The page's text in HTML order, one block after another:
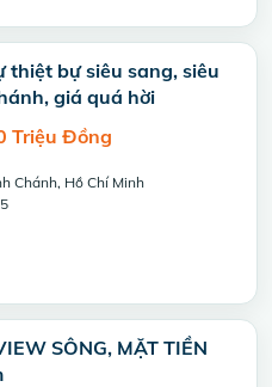
bự siêu sang, siêu
giá quá hời
Triệu Đồng
Chánh, Hồ Chí Minh
SÔNG, MẶT TIỀN